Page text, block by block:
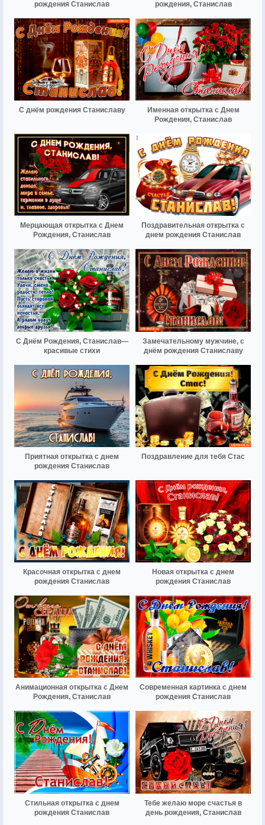
рождения Станислав
рождения, Станислав
С днём рождения Станиславу
Именная открытка с Днем
Рождения, Станислав
Мерцающая открытка с Днем
Рождения, Станислав
Поздравительная открытка с
днем рождения Станислав
С Днём Рождения, Станислав—
красивые стихи
Замечательному мужчине, с
днём рождения Станиславу
Приятная открытка с днем
рождения Станислав
Поздравление для тебя Стас
Красочная открытка с днем
рождения Станислав
Новая открытка с днем
рождения Станислав
Анимационная открытка с Днем
Рождения, Станислав
Современная картинка с днем
рождения Станислав
Стильная открытка с днем
рождения Станислав
Тебе желаю море счастья в
день рождения, Станислав